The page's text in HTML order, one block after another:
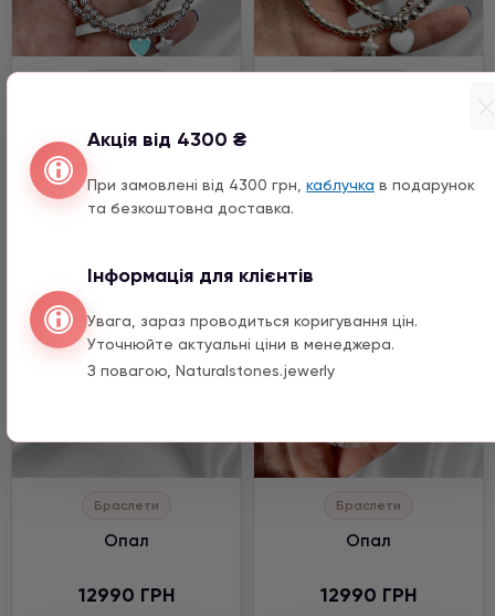
Акція від 4300 ₴
При замовлені від 4300 грн, каблучка в подарунок
та безкоштовна доставка.
Інформація для клієнтів
Увага, зараз проводиться коригування цін.
Уточнюйте актуальні ціни в менеджера.
З повагою, Naturalstones.jewerly
5390 ГРН
Купить
5390 ГРН
Браслети
Опал
12990 ГРН
Браслети
Опал
12990 ГРН